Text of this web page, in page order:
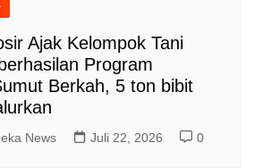
Ajak Kelompok Tani
Program
Berkah, 5 ton bibit
News Juli 22, 2026 0